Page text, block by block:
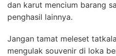
dan karut mencium barang
penghasil lainnya.
Jangan tamat meleset
mengulak souvenir di loka